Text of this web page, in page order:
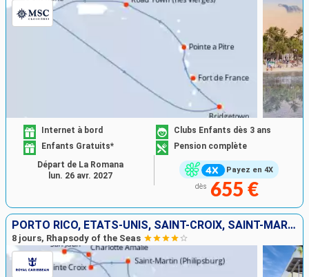
Payez en 4X
Internet à bord
Clubs Enfants dès 3 ans
Enfants Gratuits*
Pension complète
dès 655 €
Départ de La Romana
lun. 26 avr. 2027
PORTO RICO, ÉTATS-UNIS, SAINT-CROIX, SAINT-MARTIN, SAINTE-LUCIE, BARBADE
8 jours, Rhapsody of the Seas